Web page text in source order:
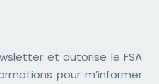
et autorise le FSA
pour m’informer